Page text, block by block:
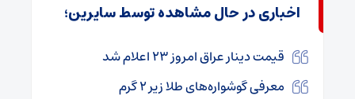
اخباری در حال مشاهده توسط سایرین؛
قیمت دینار عراق امروز ۲۳ اعلام شد
معرفی گوشواره‌های طلا زیر ۲ گرم